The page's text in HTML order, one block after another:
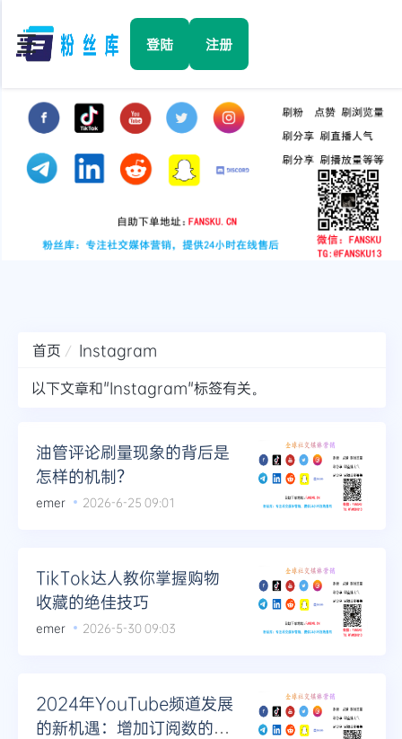
☰ 登陆 注册
Facebook
TikTok
YouTube
Telegram
更多
首页
Instagram
以下文章和"Instagram"标签有关。
油管评论刷量现象的背后是
怎样的机制？
emer 2026-6-25 09:01
TikTok达人教你掌握购物
收藏的绝佳技巧
emer 2026-5-30 09:03
2024年YouTube频道发展
的新机遇：增加订阅数的方